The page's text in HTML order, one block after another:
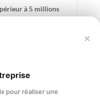
à 5 millions
sur les marchés
à Tallinn en Estonie
de Vente pour
×
pour réaliser une